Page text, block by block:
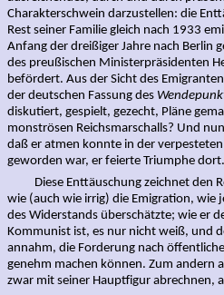
Charakterschwein darzustellen: die
Rest seiner Familie gleich nach 1933
Anfang der dreißiger Jahre nach Berlin
des preußischen Ministerpräsidenten
befördert. Aus der Sicht des
der deutschen Fassung des
diskutiert, gespielt, gezecht, Pläne
monströsen Reichsmarschalls? Und
daß er atmen konnte in der
geworden war, er feierte
Diese Enttäuschung zeichnet den
wie (auch wie irrig) die Emigration, wie
des Widerstands überschätzte; wie er
Kommunist ist, es nur nicht weiß, und
annahm, die Forderung nach
genehm machen können. Zum andern
zwar mit seiner Hauptfigur abrechnen,